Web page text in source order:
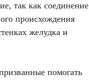
так как соединение
происхождения
желудка и
помогать